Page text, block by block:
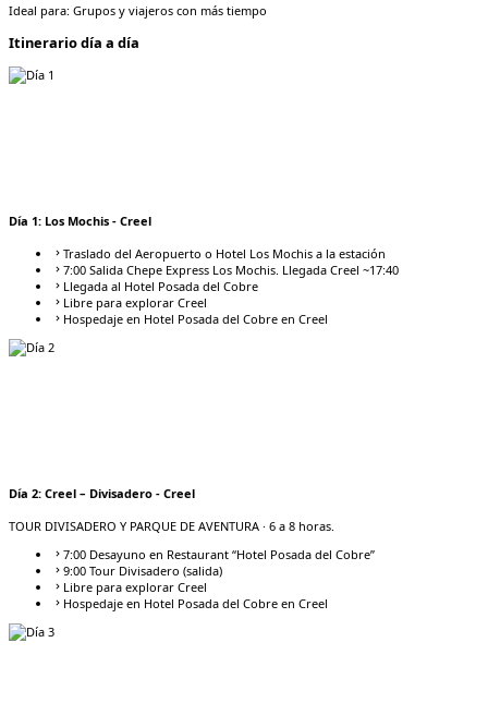
Ideal para: Grupos y viajeros con más tiempo
Itinerario día a día
Día 1: Los Mochis - Creel
Traslado del Aeropuerto o Hotel Los Mochis a la estación
7:00 Salida Chepe Express Los Mochis. Llegada Creel ~17:40
Llegada al Hotel Posada del Cobre
Libre para explorar Creel
Hospedaje en Hotel Posada del Cobre en Creel
Día 2: Creel – Divisadero - Creel
TOUR DIVISADERO Y PARQUE DE AVENTURA · 6 a 8 horas.
7:00 Desayuno en Restaurant “Hotel Posada del Cobre”
9:00 Tour Divisadero (salida)
Libre para explorar Creel
Hospedaje en Hotel Posada del Cobre en Creel